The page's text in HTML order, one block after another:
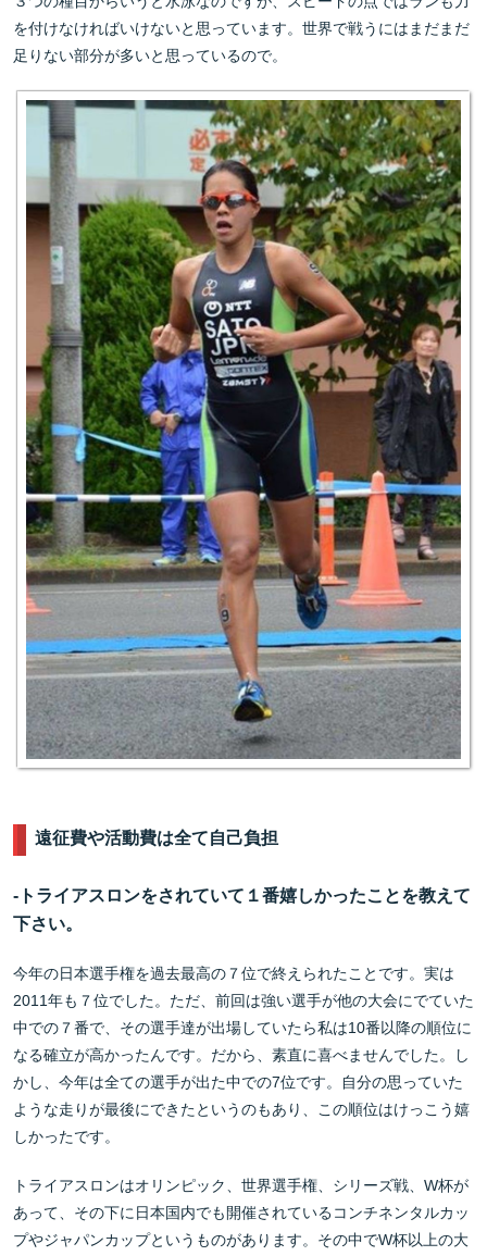
を付けなければいけないと思っています。世界で戦うにはまだまだ
足りない部分が多いと思っているので。
遠征費や活動費は全て自己負担
- トライアスロンをされていて１番嬉しかったことを教えて
下さい。
今年の日本選手権を過去最高の７位で終えられたことです。実は
2011年も７位でした。ただ、前回は強い選手が他の大会にでていた
中での７番で、その選手達が出場していたら私は10番以降の順位に
なる確立が高かったんです。だから、素直に喜べませんでした。し
かし、今年は全ての選手が出た中での7位です。自分の思っていた
ような走りが最後にできたというのもあり、この順位はけっこう嬉
しかったです。
トライアスロンはオリンピック、世界選手権、シリーズ戦、W杯が
あって、その下に日本国内でも開催されているコンチネンタルカッ
プやジャパンカップというものがあります。その中でW杯以上の大